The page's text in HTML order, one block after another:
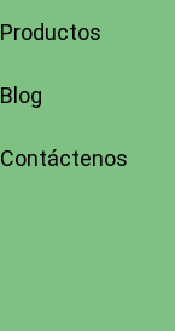
Productos
Blog
Contáctenos